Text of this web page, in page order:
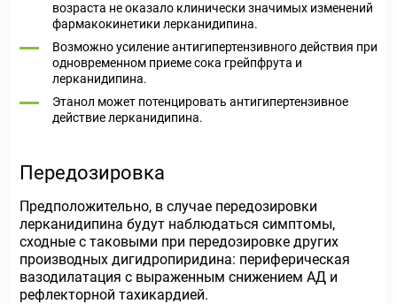
возраста не оказало клинически значимых изменений
фармакокинетики лерканидипина.
Возможно усиление антигипертензивного действия при
одновременном приеме сока грейпфрута и
лерканидипина.
Этанол может потенцировать антигипертензивное
действие лерканидипина.
Передозировка
Предположительно, в случае передозировки
лерканидипина будут наблюдаться симптомы,
сходные с таковыми при передозировке других
производных дигидропиридина: периферическая
вазодилатация с выраженным снижением АД и
рефлекторной тахикардией.